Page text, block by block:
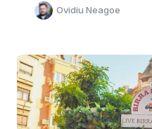
Ovidiu Neagoe